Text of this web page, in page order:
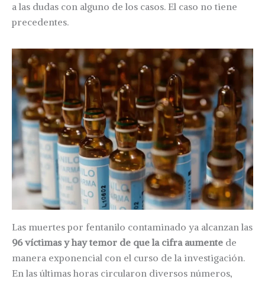
a las dudas con alguno de los casos. El caso no tiene
precedentes.
Las muertes por fentanilo contaminado ya alcanzan las
96 víctimas y hay temor de que la cifra aumente de
manera exponencial con el curso de la investigación.
En las últimas horas circularon diversos números,